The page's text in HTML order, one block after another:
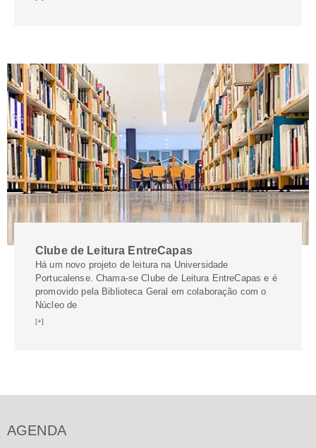
Clube de Leitura EntreCapas
Há um novo projeto de leitura na Universidade
Portucalense. Chama-se Clube de Leitura EntreCapas e é
promovido pela Biblioteca Geral em colaboração com o
Núcleo de
[+]
AGENDA